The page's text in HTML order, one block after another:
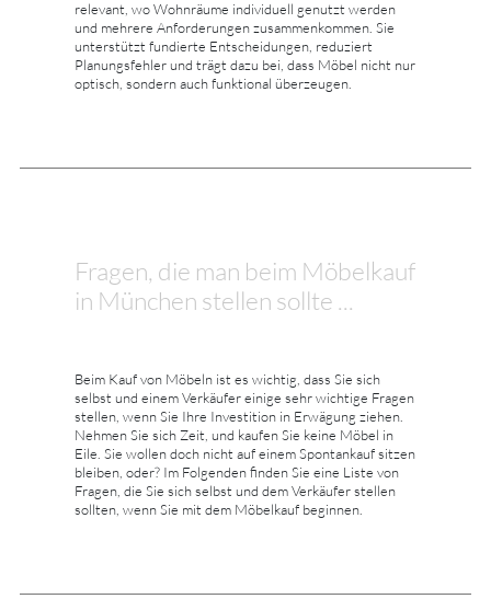
relevant, wo Wohnräume individuell genutzt werden
und mehrere Anforderungen zusammenkommen. Sie
unterstützt fundierte Entscheidungen, reduziert
Planungsfehler und trägt dazu bei, dass Möbel nicht nur
optisch, sondern auch funktional überzeugen.
Fragen, die man beim Möbelkauf
in München stellen sollte ...
Beim Kauf von Möbeln ist es wichtig, dass Sie sich
selbst und einem Verkäufer einige sehr wichtige Fragen
stellen, wenn Sie Ihre Investition in Erwägung ziehen.
Nehmen Sie sich Zeit, und kaufen Sie keine Möbel in
Eile. Sie wollen doch nicht auf einem Spontankauf sitzen
bleiben, oder? Im Folgenden finden Sie eine Liste von
Fragen, die Sie sich selbst und dem Verkäufer stellen
sollten, wenn Sie mit dem Möbelkauf beginnen.